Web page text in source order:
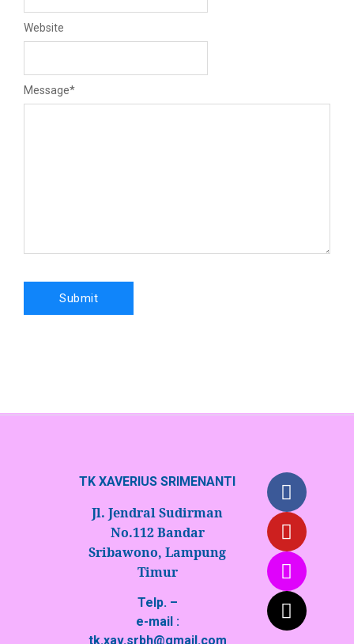
Message*
Website
TK XAVERIUS SRIMENANTI
Jl. Jendral Sudirman
No.112 Bandar
Sribawono, Lampung
Timur
Telp. –
e-mail :
tk.xav.srbh@gmail.com